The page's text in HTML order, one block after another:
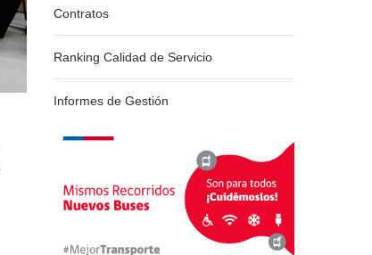
Contratos
Ranking Calidad de Servicio
Informes de Gestión